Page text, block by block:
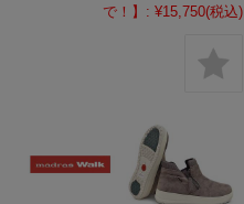
で！】: ¥15,750(税込)